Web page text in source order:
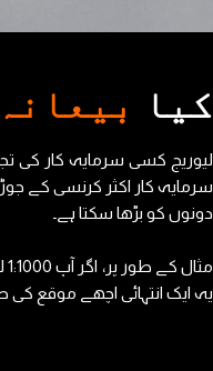
کیا
لیوریج کسی سرمایہ کار کی
سرمایہ کار اکثر کرنسی کے
دونوں کو بڑھا سکتا ہے۔
یہ ایک انتہائی اچھے موقع کی